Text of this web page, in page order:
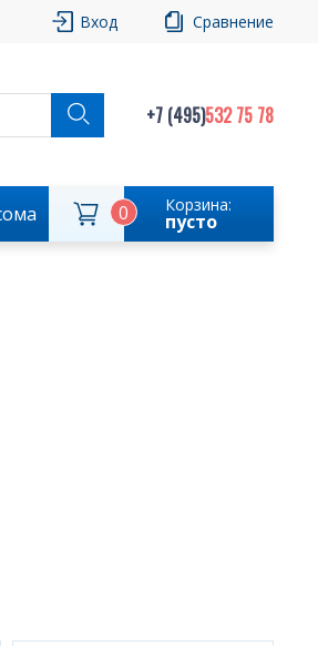
Вход Сравнение
+7 (495)532 75 78
Корзина:
пусто
0